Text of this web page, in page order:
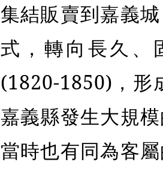
集結販賣到嘉義
式，轉向長久、
(1820-1850)，形
嘉義縣發生大規
當時也有同為客